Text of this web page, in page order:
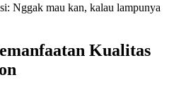
Nggak mau kan, kalau lampunya
Kualitas